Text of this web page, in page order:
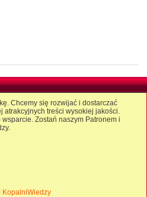
Chcemy się rozwijać i dostarczać
treści wysokiej jakości.
Zostań naszym Patronem i
KopalniWiedzy